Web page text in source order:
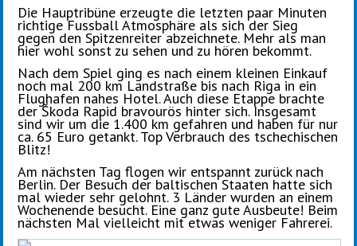
Die Hauptribüne erzeugte die letzten paar Minuten
richtige Fussball Atmosphäre als sich der Sieg
gegen den Spitzenreiter abzeichnete. Mehr als man
hier wohl sonst zu sehen und zu hören bekommt.
Nach dem Spiel ging es nach einem kleinen Einkauf
noch mal 200 km Landstraße bis nach Riga in ein
Flughafen nahes Hotel. Auch diese Etappe brachte
der Škoda Rapid bravourös hinter sich. Insgesamt
sind wir um die 1.400 km gefahren und haben für nur
ca. 65 Euro getankt. Top Verbrauch des tschechischen
Blitz!
Am nächsten Tag flogen wir entspannt zurück nach
Berlin. Der Besuch der baltischen Staaten hatte sich
mal wieder sehr gelohnt. 3 Länder wurden an einem
Wochenende besucht. Eine ganz gute Ausbeute! Beim
nächsten Mal vielleicht mit etwas weniger Fahrerei.